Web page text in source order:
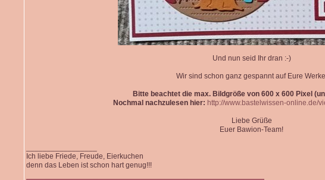
Und nun seid Ihr dran :-)
Wir sind schon ganz gespannt auf Eure
Bitte beachtet die max. Bildgröße von 600 x 600 Pixel
Nochmal nachzulesen hier: http://www.bastelwissen-online.de/
Liebe Grüße
Euer Bawion-Team!
Ich liebe Friede, Freude, Eierkuchen
denn das Leben ist schon hart genug!!!